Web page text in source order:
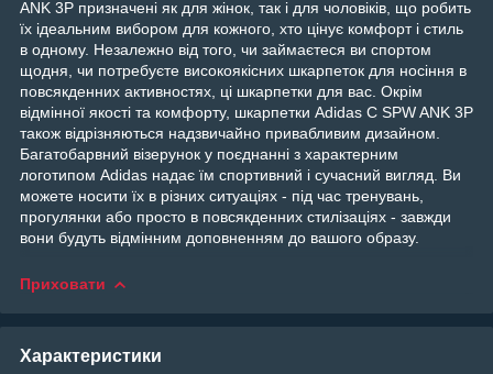
ANK 3P призначені як для жінок, так і для чоловіків, що робить
їх ідеальним вибором для кожного, хто цінує комфорт і стиль
в одному. Незалежно від того, чи займаєтеся ви спортом
щодня, чи потребуєте високоякісних шкарпеток для носіння в
повсякденних активностях, ці шкарпетки для вас. Окрім
відмінної якості та комфорту, шкарпетки Adidas C SPW ANK 3P
також відрізняються надзвичайно привабливим дизайном.
Багатобарвний візерунок у поєднанні з характерним
логотипом Adidas надає їм спортивний і сучасний вигляд. Ви
можете носити їх в різних ситуаціях - під час тренувань,
прогулянки або просто в повсякденних стилізаціях - завжди
вони будуть відмінним доповненням до вашого образу.
Приховати
Характеристики